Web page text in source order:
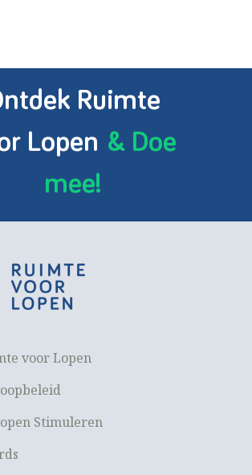
Ruimte
Lopen & Doe
mee!
voor Lopen
Stimuleren